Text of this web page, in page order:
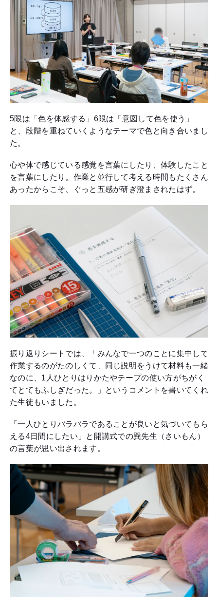
5限は「色を体感する」6限は「意図して色を使う」
と、段階を重ねていくようなテーマで色と向き合いまし
た。
心や体で感じている感覚を言葉にしたり、体験したこと
を言葉にしたり。作業と並行して考える時間もたくさん
あったからこそ、ぐっと五感が研ぎ澄まされたはず。
振り返りシートでは、「みんなで一つのことに集中して
作業するのがたのしくて、同じ説明をうけて材料も一緒
なのに、1人ひとりはりかたやテープの使い方がちがく
てとてもふしぎだった。」というコメントを書いてくれ
た生徒もいました。
「一人ひとりバラバラであることが良いと気づいてもら
える4日間にしたい」と開講式での巽先生（さいもん）
の言葉が思い出されます。